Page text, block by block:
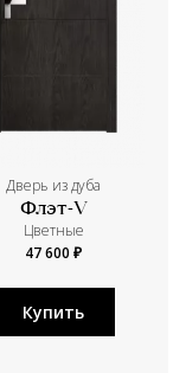
Дверь из дуба
Флэт-V
Цветные
47 600 ₽
Купить